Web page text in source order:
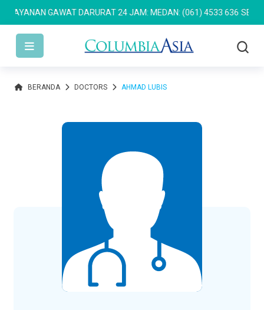
GAWAT DARURAT 24 JAM: MEDAN: (061) 4533 636
BERANDA DOCTORS AHMAD LUBIS